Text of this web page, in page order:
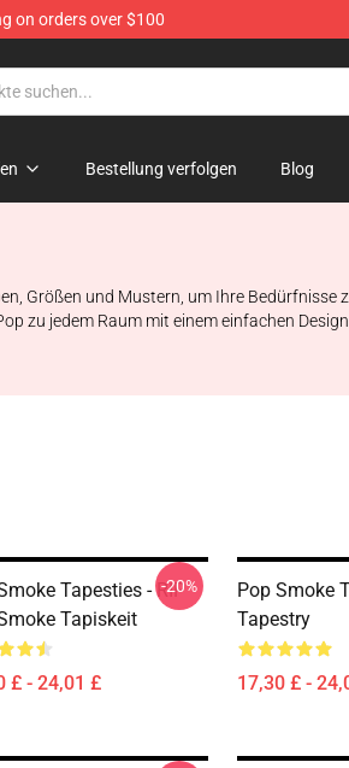
on orders over $100
Bestellung verfolgen Blog
Größen und Mustern, um Ihre
zu jedem Raum mit einem einfachen
Tapesties - RIP
Tapiskeit
£ - 24,01 £
-20%
Pop Smoke
Tapestry
17,30 £ -